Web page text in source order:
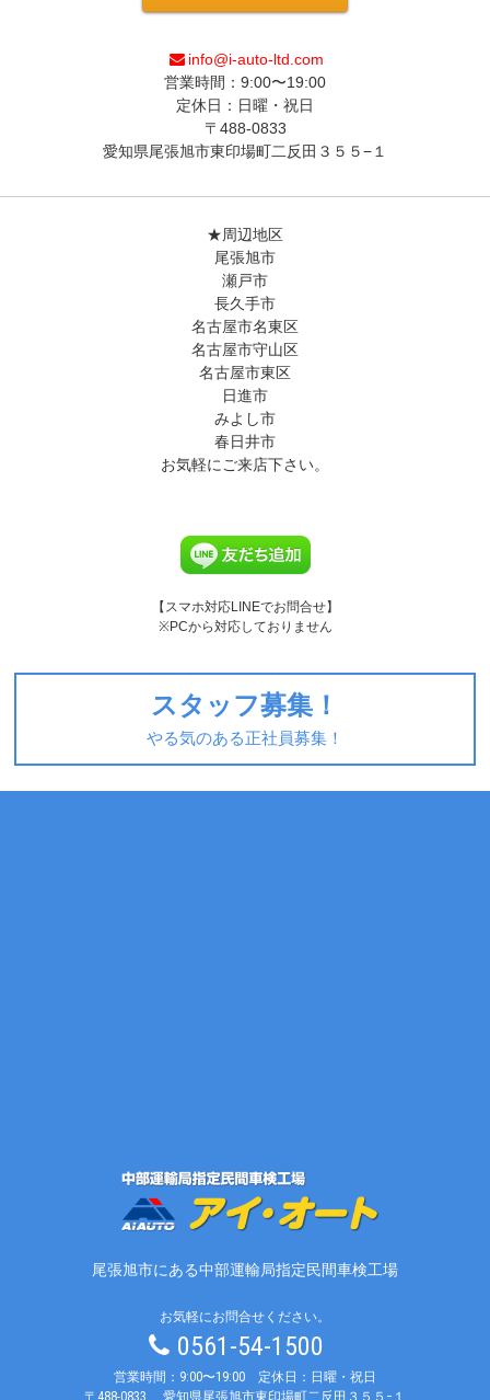
info@i-auto-ltd.com
営業時間：9:00〜19:00
定休日：日曜・祝日
〒488-0833
愛知県尾張旭市東印場町二反田３５５−１
★周辺地区
尾張旭市
瀬戸市
長久手市
名古屋市名東区
名古屋市守山区
名古屋市東区
日進市
みよし市
春日井市
お気軽にご来店下さい。
【スマホ対応LINEでお問合せ】
※PCから対応しておりません
スタッフ募集！
やる気のある正社員募集！
尾張旭市にある中部運輸局指定民間車検工場
お気軽にお問合せください。
0561-54-1500
営業時間：9:00〜19:00 定休日：日曜・祝日
〒488-0833
愛知県尾張旭市東印場町二反田３５５−１